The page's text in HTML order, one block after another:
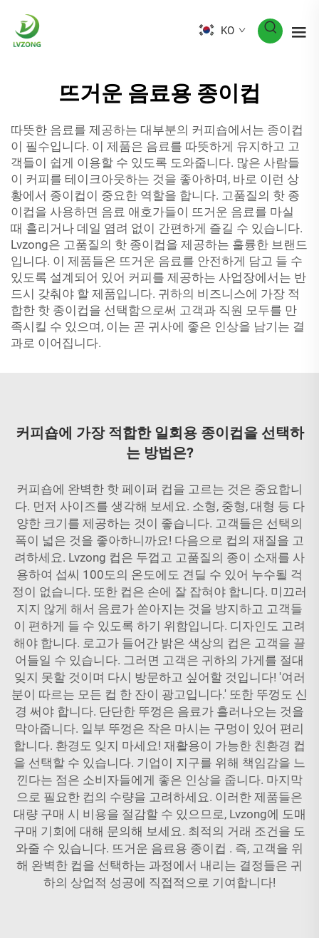
KO
뜨거운 음료용 종이컵
따뜻한 음료를 제공하는 대부분의 커피숍에서는 종이컵
이 필수입니다. 이 제품은 음료를 따뜻하게 유지하고 고
객들이 쉽게 이용할 수 있도록 도와줍니다. 많은 사람들
이 커피를 테이크아웃하는 것을 좋아하며, 바로 이런 상
황에서 종이컵이 중요한 역할을 합니다. 고품질의 핫 종
이컵을 사용하면 음료 애호가들이 뜨거운 음료를 마실
때 흘리거나 데일 염려 없이 간편하게 즐길 수 있습니다.
Lvzong은 고품질의 핫 종이컵을 제공하는 훌륭한 브랜드
입니다. 이 제품들은 뜨거운 음료를 안전하게 담고 들 수
있도록 설계되어 있어 커피를 제공하는 사업장에서는 반
드시 갖춰야 할 제품입니다. 귀하의 비즈니스에 가장 적
합한 핫 종이컵을 선택함으로써 고객과 직원 모두를 만
족시킬 수 있으며, 이는 곧 귀사에 좋은 인상을 남기는 결
과로 이어집니다.
커피숍에 가장 적합한 일회용 종이컵을 선택하
는 방법은?
커피숍에 완벽한 핫 페이퍼 컵을 고르는 것은 중요합니
다. 먼저 사이즈를 생각해 보세요. 소형, 중형, 대형 등 다
양한 크기를 제공하는 것이 좋습니다. 고객들은 선택의
폭이 넓은 것을 좋아하니까요! 다음으로 컵의 재질을 고
려하세요. Lvzong 컵은 두껍고 고품질의 종이 소재를 사
용하여 섭씨 100도의 온도에도 견딜 수 있어 누수될 걱
정이 없습니다. 또한 컵은 손에 잘 잡혀야 합니다. 미끄러
지지 않게 해서 음료가 쏟아지는 것을 방지하고 고객들
이 편하게 들 수 있도록 하기 위함입니다. 디자인도 고려
해야 합니다. 로고가 들어간 밝은 색상의 컵은 고객을 끌
어들일 수 있습니다. 그러면 고객은 귀하의 가게를 절대
잊지 못할 것이며 다시 방문하고 싶어할 것입니다! '여러
분이 따르는 모든 컵 한 잔이 광고입니다.' 또한 뚜껑도 신
경 써야 합니다. 단단한 뚜껑은 음료가 흘러나오는 것을
막아줍니다. 일부 뚜껑은 작은 마시는 구멍이 있어 편리
합니다. 환경도 잊지 마세요! 재활용이 가능한 친환경 컵
을 선택할 수 있습니다. 기업이 지구를 위해 책임감을 느
낀다는 점은 소비자들에게 좋은 인상을 줍니다. 마지막
으로 필요한 컵의 수량을 고려하세요. 이러한 제품들은
대량 구매 시 비용을 절감할 수 있으므로, Lvzong에 도매
구매 기회에 대해 문의해 보세요. 최적의 거래 조건을 도
와줄 수 있습니다. 뜨거운 음료용 종이컵 . 즉, 고객을 위
해 완벽한 컵을 선택하는 과정에서 내리는 결정들은 귀
하의 상업적 성공에 직접적으로 기여합니다!